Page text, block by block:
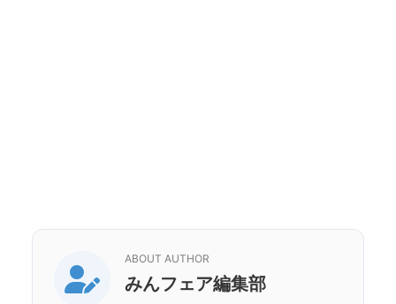
ABOUT AUTHOR
みんフェア編集部